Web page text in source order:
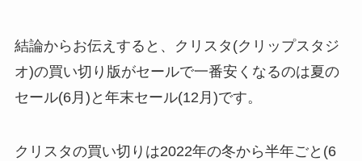
結論からお伝えすると、クリスタ(クリップスタジ
オ)の買い切り版がセールで一番安くなるのは夏の
セール(6月)と年末セール(12月)です。
クリスタの買い切りは2022年の冬から半年ごと(6